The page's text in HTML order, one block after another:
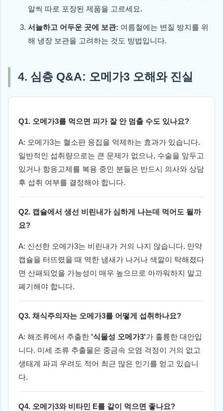
알씩 따로 포장된 제품을 고르세요.
서늘하고 어두운 곳에 보관: 여름철에는 변질 방지를 위
해 냉장 보관을 고려하는 것도 방법입니다.
4. 심층 Q&A: 오메가3 오해와 진실
Q1. 오메가3를 먹으면 피가 잘 안 멈출 수도 있나요?
A: 오메가3는 혈소판 응집을 억제하는 효과가 있습니다.
일반적인 섭취량으로는 큰 문제가 없으나, 수술을 앞두고
있거나 항응고제를 복용 중인 분들은 반드시 의사와 상담
후 섭취 여부를 결정해야 합니다.
Q2. 캡슐에서 생선 비린내가 심하게 나는데 먹어도 될까
요?
A: 신선한 오메가3는 비린내가 거의 나지 않습니다. 만약
캡슐을 터뜨렸을 때 역한 냄새가 나거나 색깔이 탁해졌다
면 산패되었을 가능성이 매우 높으므로 아까워하지 말고
폐기해야 합니다.
Q3. 채식주의자는 오메가3를 어떻게 섭취하나요?
A: 해조류에서 추출한 '식물성 오메가3'가 훌륭한 대안입
니다. 미세 조류 추출물은 중금속 오염 걱정이 거의 없고
생태계 파괴 우려도 적어 최근 많은 인기를 얻고 있습니
다.
Q4. 오메가3와 비타민 E를 같이 먹으면 좋나요?